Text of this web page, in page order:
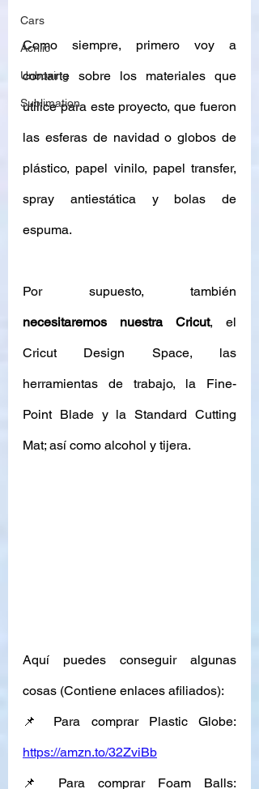
Cars
Acrilic
Unboxing
Sublimation
Como siempre, primero voy a
contarte sobre los materiales que
utilice para este proyecto, que fueron
las esferas de navidad o globos de
plástico, papel vinilo, papel transfer,
spray antiestática y bolas de
espuma.
necesitaremos nuestra Cricut, el
Cricut Design Space, las
herramientas de trabajo, la Fine-
Point Blade y la Standard Cutting
Mat; así como alcohol y tijera.
Aquí puedes conseguir algunas
cosas (Contiene enlaces afiliados):
https://amzn.to/32ZviBb